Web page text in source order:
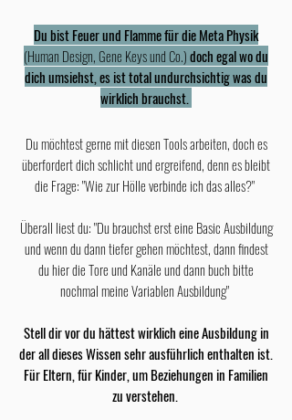
Du bist Feuer und Flamme für die Meta Physik
(Human Design, Gene Keys und Co.)doch egal wo du
dich umsiehst, es ist total undurchsichtig was du
wirklich brauchst.
Du möchtest gerne mit diesen Tools arbeiten, doch es
überfordert dich schlicht und ergreifend, denn es bleibt
die Frage: "Wie zur Hölle verbinde ich das alles?"
Überall liest du: "Du brauchst erst eine Basic Ausbildung
und wenn du dann tiefer gehen möchtest, dann findest
du hier die Tore und Kanäle und dann buch bitte
nochmal meine Variablen Ausbildung"
Stell dir vor du hättest wirklich eine Ausbildung in
der all dieses Wissen sehr ausführlich enthalten ist.
Für Eltern, für Kinder, um Beziehungen in Familien
zu verstehen.